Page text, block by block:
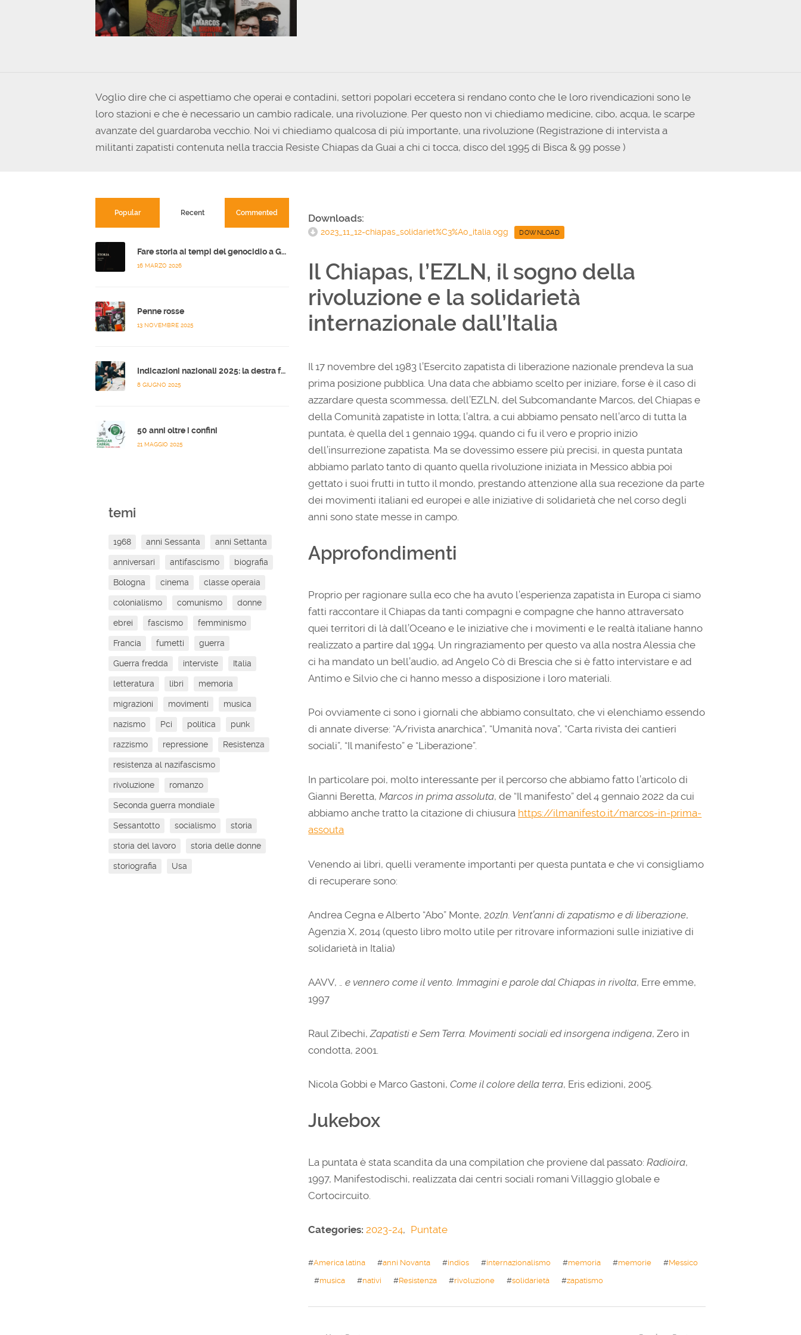
Voglio dire che ci aspettiamo che operai e contadini, settori popolari eccetera si rendano conto che le loro rivendicazioni sono le
loro stazioni e che è necessario un cambio radicale, una rivoluzione. Per questo non vi chiediamo medicine, cibo, acqua, le scarpe
avanzate del guardaroba vecchio. Noi vi chiediamo qualcosa di più importante, una rivoluzione (Registrazione di intervista a
militanti zapatisti contenuta nella traccia Resiste Chiapas da Guai a chi ci tocca, disco del 1995 di Bisca & 99 posse )
Downloads:
2023_11_12-chiapas_solidariet%C3%A0_italia.ogg DOWNLOAD
Il Chiapas, l’EZLN, il sogno della
rivoluzione e la solidarietà
internazionale dall’Italia
Il 17 novembre del 1983 l’Esercito zapatista di liberazione nazionale prendeva la sua
prima posizione pubblica. Una data che abbiamo scelto per iniziare, forse è il caso di
azzardare questa scommessa, dell’EZLN, del Subcomandante Marcos, del Chiapas e
della Comunità zapatiste in lotta; l’altra, a cui abbiamo pensato nell’arco di tutta la
puntata, è quella del 1 gennaio 1994, quando ci fu il vero e proprio inizio
dell’insurrezione zapatista. Ma se dovessimo essere più precisi, in questa puntata
abbiamo parlato tanto di quanto quella rivoluzione iniziata in Messico abbia poi
gettato i suoi frutti in tutto il mondo, prestando attenzione alla sua recezione da parte
dei movimenti italiani ed europei e alle iniziative di solidarietà che nel corso degli
anni sono state messe in campo.
Approfondimenti
Proprio per ragionare sulla eco che ha avuto l’esperienza zapatista in Europa ci siamo
fatti raccontare il Chiapas da tanti compagni e compagne che hanno attraversato
quei territori di là dall’Oceano e le iniziative che i movimenti e le realtà italiane hanno
realizzato a partire dal 1994. Un ringraziamento per questo va alla nostra Alessia che
ci ha mandato un bell’audio, ad Angelo Cò di Brescia che si è fatto intervistare e ad
Antimo e Silvio che ci hanno messo a disposizione i loro materiali.
Poi ovviamente ci sono i giornali che abbiamo consultato, che vi elenchiamo essendo
di annate diverse: “A/rivista anarchica”, “Umanità nova”, “Carta rivista dei cantieri
sociali”, “Il manifesto” e “Liberazione”.
In particolare poi, molto interessante per il percorso che abbiamo fatto l’articolo di
Gianni Beretta,Marcos in prima assoluta, de “Il manifesto” del 4 gennaio 2022 da cui
abbiamo anche tratto la citazione di chiusura https://ilmanifesto.it/marcos-in-prima-
assouta
Venendo ai libri, quelli veramente importanti per questa puntata e che vi consigliamo
di recuperare sono:
Andrea Cegna e Alberto “Abo” Monte, 20zln. Vent’anni di zapatismo e di liberazione,
Agenzia X, 2014 (questo libro molto utile per ritrovare informazioni sulle iniziative di
solidarietà in Italia)
AAVV, .. e vennero come il vento. Immagini e parole dal Chiapas in rivolta, Erre emme,
1997
Raul Zibechi,Zapatisti e Sem Terra. Movimenti sociali ed insorgena indigena, Zero in
condotta, 2001.
Nicola Gobbi e Marco Gastoni,Come il colore della terra, Eris edizioni, 2005.
Jukebox
La puntata è stata scandita da una compilation che proviene dal passato:Radioira,
1997, Manifestodischi, realizzata dai centri sociali romani Villaggio globale e
Cortocircuito.
Categories:2023-24, Puntate
#America latina #anni Novanta #indios #internazionalismo #memoria #memorie #Messico
#musica #nativi #Resistenza #rivoluzione #solidarietà #zapatismo
Popular Recent Commented
Fare storia ai tempi del genocidio a Gaza
16 MARZO 2026
Penne rosse
13 NOVEMBRE 2025
Indicazioni nazionali 2025: la destra fa scuola?
8 GIUGNO 2025
50 anni oltre i confini
21 MAGGIO 2025
temi
1968 anni Sessanta anni Settanta
anniversari antifascismo biografia
Bologna cinema classe operaia
colonialismo comunismo donne
ebrei fascismo femminismo
Francia fumetti guerra
Guerra fredda interviste Italia
letteratura libri memoria
migrazioni movimenti musica
nazismo Pci politica punk
razzismo repressione Resistenza
resistenza al nazifascismo
rivoluzione romanzo
Seconda guerra mondiale
Sessantotto socialismo storia
storia del lavoro storia delle donne
storiografia Usa